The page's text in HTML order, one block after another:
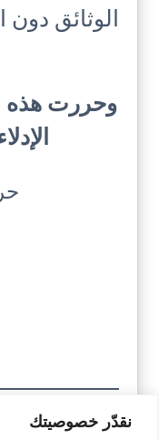
نقدّر خصوصيتك
الوثائق
وحررت هذه